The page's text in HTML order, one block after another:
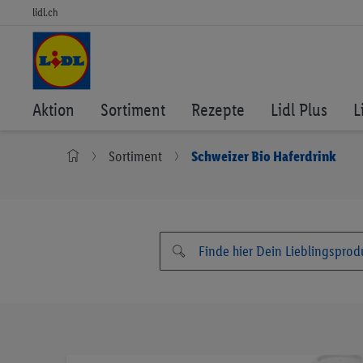
lidl.ch
Aktion Sortiment Rezepte Lidl Plus
Sortiment Schweizer Bio Haferdrink